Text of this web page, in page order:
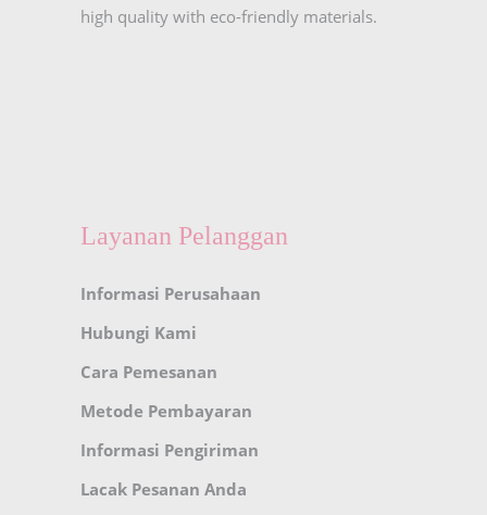
high quality with eco-friendly materials.
Layanan Pelanggan
Informasi Perusahaan
Hubungi Kami
Cara Pemesanan
Metode Pembayaran
Informasi Pengiriman
Lacak Pesanan Anda